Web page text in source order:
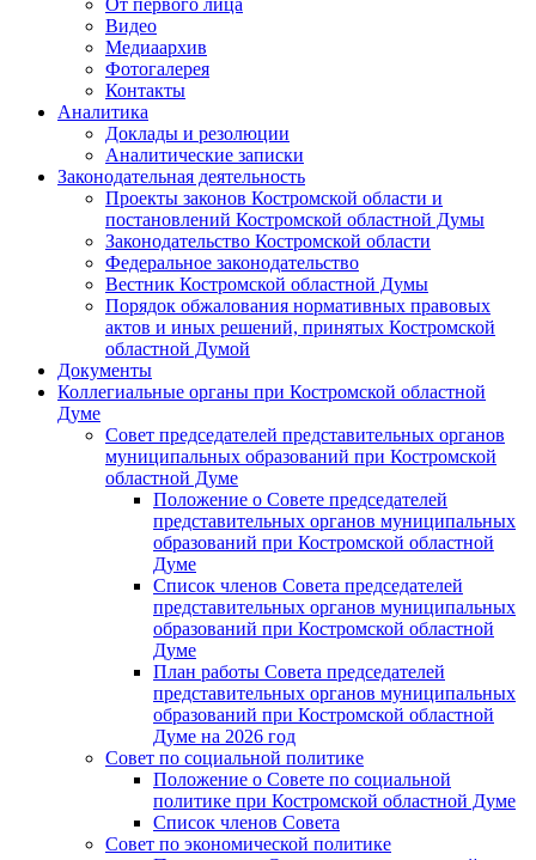
От первого лица
Видео
Медиаархив
Фотогалерея
Контакты
Аналитика
Доклады и резолюции
Аналитические записки
Законодательная деятельность
Проекты законов Костромской области и
постановлений Костромской областной Думы
Законодательство Костромской области
Федеральное законодательство
Вестник Костромской областной Думы
Порядок обжалования нормативных правовых
актов и иных решений, принятых Костромской
областной Думой
Документы
Коллегиальные органы при Костромской областной
Думе
Совет председателей представительных органов
муниципальных образований при Костромской
областной Думе
Положение о Совете председателей
представительных органов муниципальных
образований при Костромской областной
Думе
Список членов Совета председателей
представительных органов муниципальных
образований при Костромской областной
Думе
План работы Совета председателей
представительных органов муниципальных
образований при Костромской областной
Думе на 2026 год
Совет по социальной политике
Положение о Совете по социальной
политике при Костромской областной Думе
Список членов Совета
Совет по экономической политике